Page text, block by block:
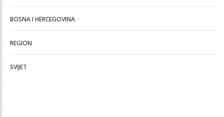
BOSNA I HERCEGOVINA
REGION
SVIJET